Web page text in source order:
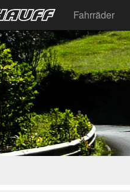
Fahrräder